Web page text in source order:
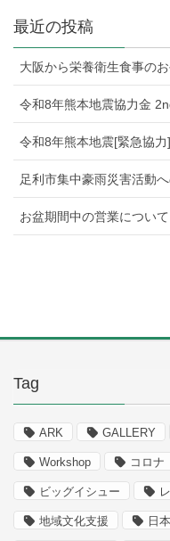
最近の投稿
大阪から栄養衛生食事の
令和8年熊本地震協力金
令和8年熊本地震[緊急協力]
足利市集中豪雨災害活動
お盆期間中の営業につい
Tag
ARK GALLERY
Workshop コロナ
ビッグイシュー
地域文化支援 日